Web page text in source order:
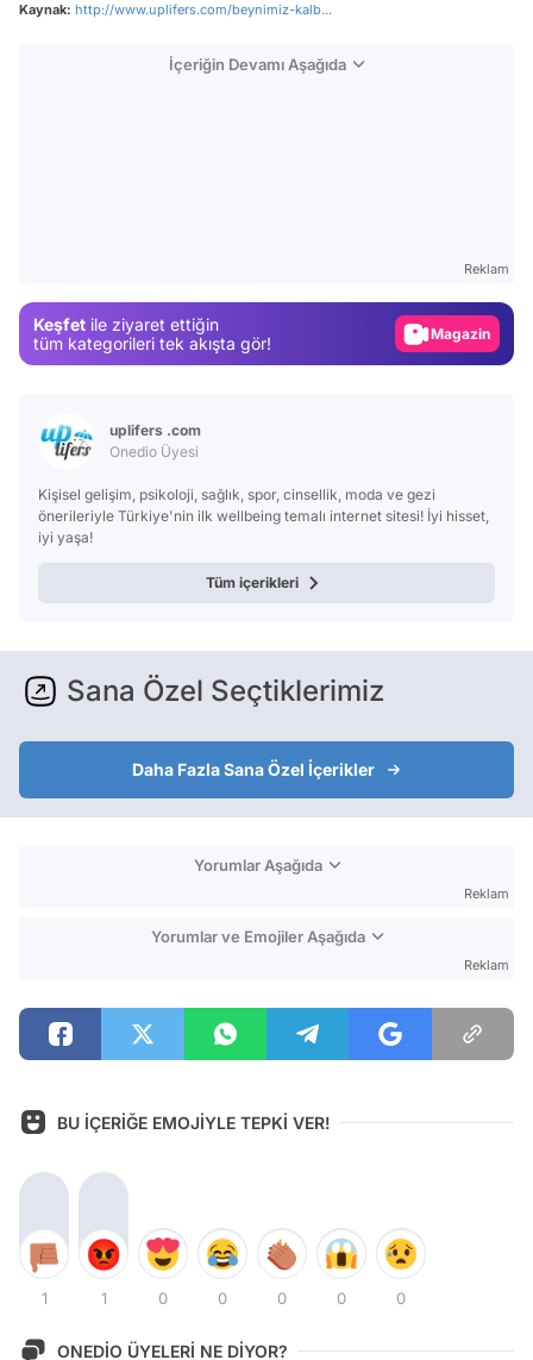
Kaynak: http://www.uplifers.com/beynimiz-kalb...
İçeriğin Devamı Aşağıda
Reklam
Keşfet ile ziyaret ettiğin
tüm kategorileri tek akışta gör!
Magazin
uplifers .com
Onedio Üyesi
Kişisel gelişim, psikoloji, sağlık, spor, cinsellik, moda ve gezi
önerileriyle Türkiye'nin ilk wellbeing temalı internet sitesi! İyi hisset,
iyi yaşa!
Tüm içerikleri
Sana Özel Seçtiklerimiz
Daha Fazla Sana Özel İçerikler
Yorumlar Aşağıda
Reklam
Yorumlar ve Emojiler Aşağıda
Reklam
BU İÇERİĞE EMOJİYLE TEPKİ VER!
1 1 0 0 0 0 0
ONEDİO ÜYELERİ NE DİYOR?